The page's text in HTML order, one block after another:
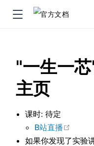
"一生一
主页
课时: 待定
B站直播
如果你发现了实验